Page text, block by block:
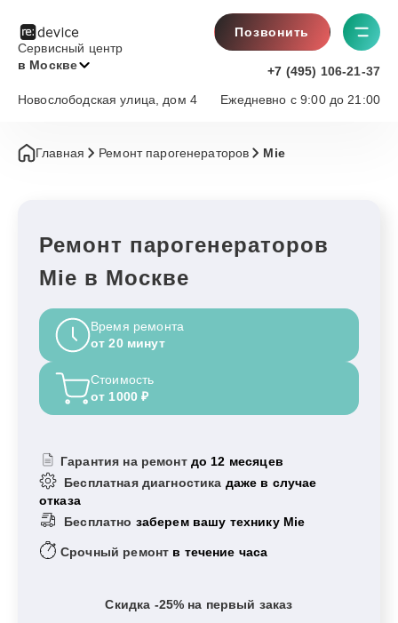
Сервисный центр
в Москве
Позвонить
+7 (495) 106-21-37
Ежедневно с 9:00 до 21:00
Новослободская улица, дом 4
Главная Ремонт парогенераторов Mie
Ремонт парогенераторов
Mie в Москве
Время ремонта
от 20 минут
Стоимость
от 1000 ₽
Гарантия на ремонт до 12 месяцев
Бесплатная диагностика даже в случае
отказа
Бесплатно заберем вашу технику Mie
Срочный ремонт в течение часа
Скидка -25% на первый заказ